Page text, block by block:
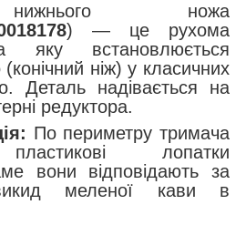
ножа
) — це рухома
яку встановлюється
ніж) у класичних
Деталь надівається на
редуктора.
По периметру тримача
лопатки
вони відповідають за
меленої кави в